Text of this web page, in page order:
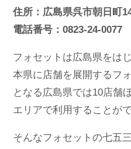
住所：広島県呉市朝日町
電話番号：0823-24-0077
フォセットは広島県をは
本県に店舗を展開するフ
となる広島県では10店舗
エリアで利用することが
そんなフォセットの七五